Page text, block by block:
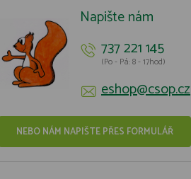
Napište nám
737 221 145
(Po - Pá: 8 - 17hod)
eshop@csop.cz
NEBO NÁM NAPIŠTE PŘES FORMULÁŘ